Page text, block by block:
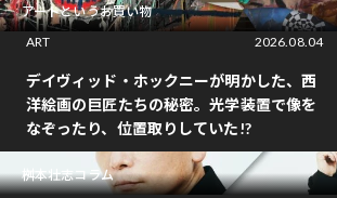
アートというお買い物
ART
2026.08.04
デイヴィッド・ホックニーが明かした、西
洋絵画の巨匠たちの秘密。光学装置で像を
なぞったり、位置取りしていた!?
桝本壮志コラム